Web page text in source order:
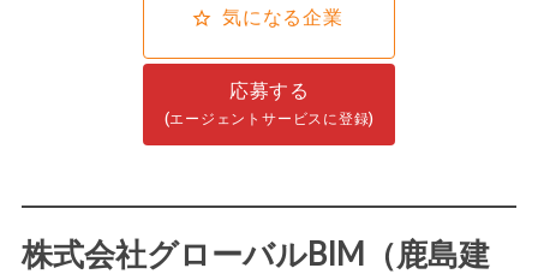
気になる企業
応募する
(エージェントサービスに登録)
株式会社グローバルBIM（鹿島建